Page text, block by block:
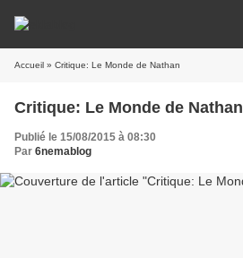
Accueil » Critique: Le Monde de Nathan
Critique: Le Monde de Nathan
Publié le 15/08/2015 à 08:30
Par 6nemablog